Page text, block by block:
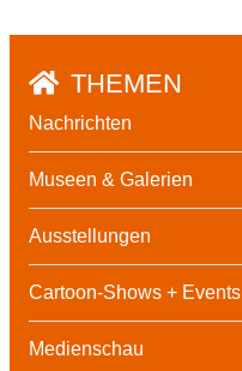
THEMEN
Nachrichten
Museen & Galerien
Ausstellungen
Cartoon-Shows + Events
Medienschau